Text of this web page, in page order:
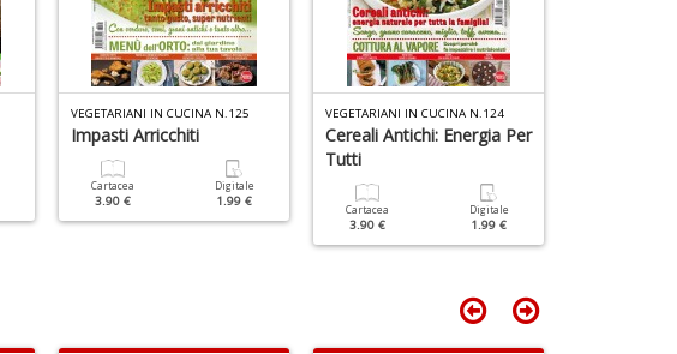
VEGETARIANI IN CUCINA N.125
Impasti Arricchiti
Cartacea
3.90 €
Digitale
1.99 €
VEGETARIANI IN CUCINA N.124
Cereali Antichi: Energia Per
Tutti
Cartacea
3.90 €
Digitale
1.99 €